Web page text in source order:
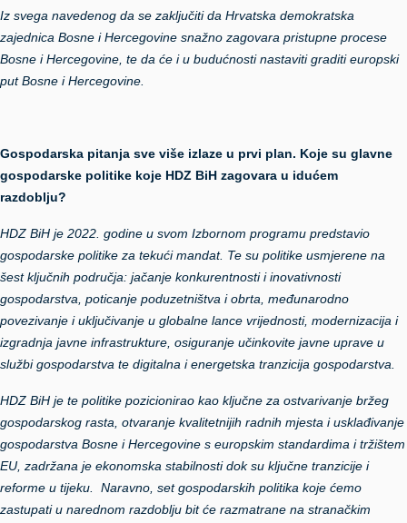
Iz svega navedenog da se zaključiti da Hrvatska demokratska
zajednica Bosne i Hercegovine snažno zagovara pristupne procese
Bosne i Hercegovine, te da će i u budućnosti nastaviti graditi europski
put Bosne i Hercegovine.
Gospodarska pitanja sve više izlaze u prvi plan. Koje su glavne
gospodarske politike koje HDZ BiH zagovara u idućem
razdoblju?
HDZ BiH je 2022. godine u svom Izbornom programu predstavio
gospodarske politike za tekući mandat. Te su politike usmjerene na
šest ključnih područja: jačanje konkurentnosti i inovativnosti
gospodarstva, poticanje poduzetništva i obrta, međunarodno
povezivanje i uključivanje u globalne lance vrijednosti, modernizacija i
izgradnja javne infrastrukture, osiguranje učinkovite javne uprave u
službi gospodarstva te digitalna i energetska tranzicija gospodarstva.
HDZ BiH je te politike pozicionirao kao ključne za ostvarivanje bržeg
gospodarskog rasta, otvaranje kvalitetnijih radnih mjesta i usklađivanje
gospodarstva Bosne i Hercegovine s europskim standardima i tržištem
EU, zadržana je ekonomska stabilnosti dok su ključne tranzicije i
reforme u tijeku. Naravno, set gospodarskih politika koje ćemo
zastupati u narednom razdoblju bit će razmatrane na stranačkim